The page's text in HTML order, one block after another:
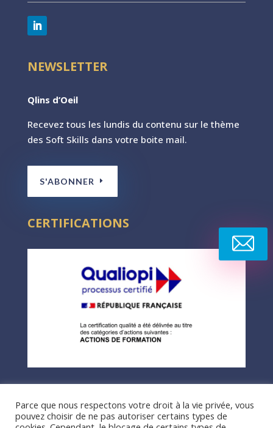
NEWSLETTER
Qlins d’Oeil
Recevez tous les lundis du contenu sur le thème
des Soft Skills dans votre boite mail.
S'ABONNER
CERTIFICATIONS
Parce que nous respectons votre droit à la vie privée, vous
pouvez choisir de ne pas autoriser certains types de